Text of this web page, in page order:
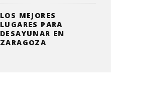
LOS MEJORES
LUGARES PARA
DESAYUNAR EN
ZARAGOZA